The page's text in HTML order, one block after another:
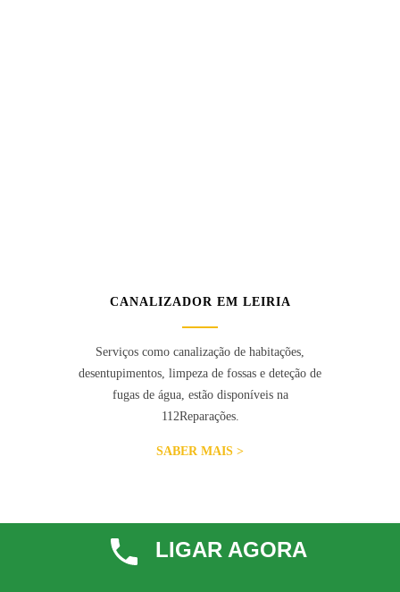
CANALIZADOR EM LEIRIA
Serviços como canalização de habitações,
desentupimentos, limpeza de fossas e deteção de
fugas de água, estão disponíveis na
112Reparações.
SABER MAIS >
LIGAR AGORA